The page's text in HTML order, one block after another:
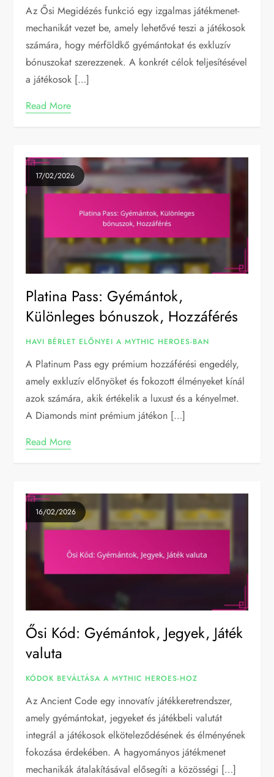
Az Ősi Megidézés funkció egy izgalmas játékmenet-
mechanikát vezet be, amely lehetővé teszi a játékosok
számára, hogy mérföldkő gyémántokat és exkluzív
bónuszokat szerezzenek. A konkrét célok teljesítésével
a játékosok […]
Read More
17/02/2026
Platina Pass: Gyémántok,
Különleges bónuszok, Hozzáférés
HAVI BÉRLET ELŐNYEI A MYTHIC HEROES-BAN
A Platinum Pass egy prémium hozzáférési engedély,
amely exkluzív előnyöket és fokozott élményeket kínál
azok számára, akik értékelik a luxust és a kényelmet.
A Diamonds mint prémium játékon […]
Read More
16/02/2026
Ősi Kód: Gyémántok, Jegyek, Játék
valuta
KÓDOK BEVÁLTÁSA A MYTHIC HEROES-HOZ
Az Ancient Code egy innovatív játékkeretrendszer,
amely gyémántokat, jegyeket és játékbeli valutát
integrál a játékosok elköteleződésének és élményének
fokozása érdekében. A hagyományos játékmenet
mechanikák átalakításával elősegíti a közösségi […]